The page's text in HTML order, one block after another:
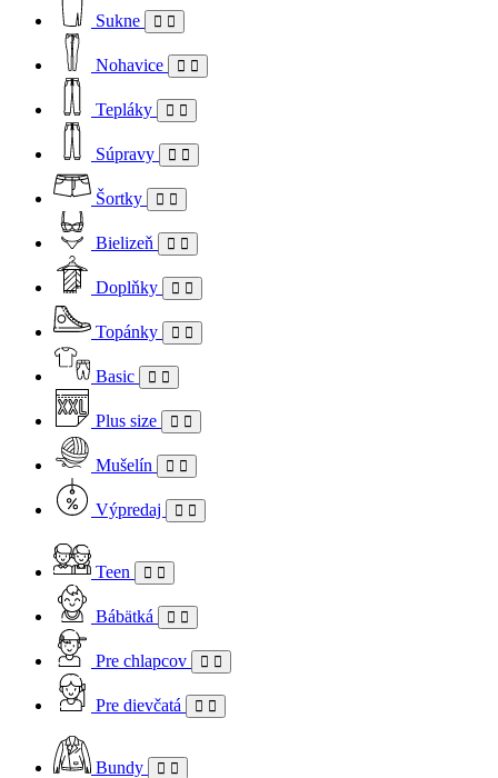
Sukne
Nohavice
Tepláky
Súpravy
Šortky
Bielizeň
Doplňky
Topánky
Basic
Plus size
Mušelín
Výpredaj
Teen
Bábätká
Pre chlapcov
Pre dievčatá
Bundy